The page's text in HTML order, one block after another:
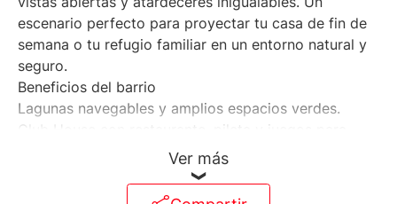
escenario perfecto para proyectar tu casa de fin de
semana o tu refugio familiar en un entorno natural y
seguro.
Beneficios del barrio
Lagunas navegables y amplios espacios verdes.
Club House con restaurante, pileta y juegos para
Centro ecuestre, canchas de polo, tenis y fútbol.
Seguridad 24 hs y mantenimiento integral.
Ver más